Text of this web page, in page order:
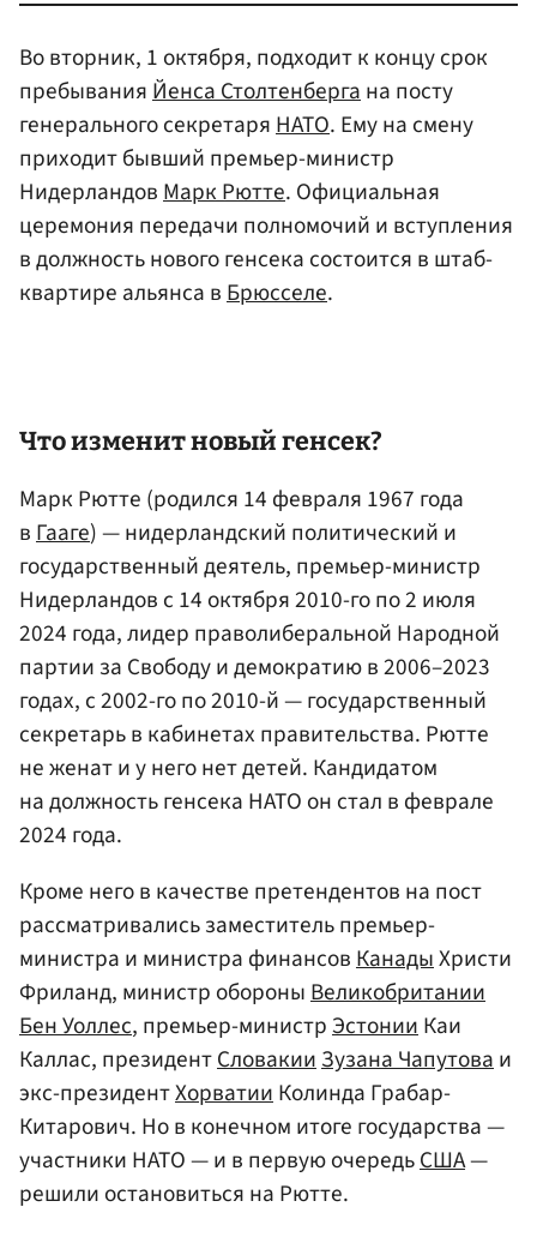
Во вторник, 1 октября, подходит к концу срок
пребыванияЙенса Столтенбергана посту
генерального секретаряНАТО. Ему на смену
приходит бывший премьер-министр
НидерландовМарк Рютте. Официальная
церемония передачи полномочий и вступления
в должность нового генсека состоится в штаб-
квартире альянса вБрюсселе.
Что изменит новый генсек?
Марк Рютте (родился 14 февраля 1967 года
вГааге) — нидерландский политический и
государственный деятель, премьер-министр
Нидерландов с 14 октября 2010-го по 2 июля
2024 года, лидер праволиберальной Народной
партии за Свободу и демократию в 2006–2023
годах, с 2002-го по 2010-й — государственный
секретарь в кабинетах правительства. Рютте
не женат и у него нет детей. Кандидатом
на должность генсека НАТО он стал в феврале
2024 года.
Кроме него в качестве претендентов на пост
рассматривались заместитель премьер-
министра и министра финансовКанадыХристи
Фриланд, министр обороныВеликобритании
Бен Уоллес, премьер-министрЭстонииКаи
Каллас, президентСловакииЗузана Чапутоваи
экс-президентХорватииКолинда Грабар-
Китарович. Но в конечном итоге государства —
участники НАТО — и в первую очередьСША—
решили остановиться на Рютте.